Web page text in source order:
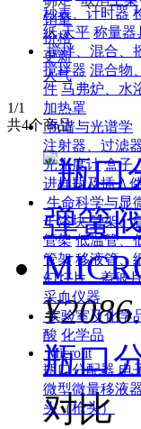
秒表、计时器
纸 天平 称量器
搅拌、混合、
搅拌器 混合物
件 马弗炉、水
加热罩
色谱与光谱学
注射器、过滤
光光度计 盒子
进样瓶及插入
生命科学与显
干浴块 管架、
管架 低温管、
管架 移液管、
幻灯片、盖玻
采血仪器
实验室及化学
酸 化学品
Microlit
瓶口分配器 电
微型微量移液
头（枪头）
销量
价格
更新
人气
1/1
共4个商品
瓶口
对比